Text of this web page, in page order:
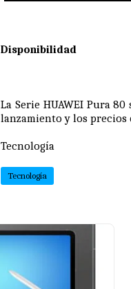
Disponibilidad
La Serie HUAWEI Pura
lanzamiento y los
Tecnología
Tecnología